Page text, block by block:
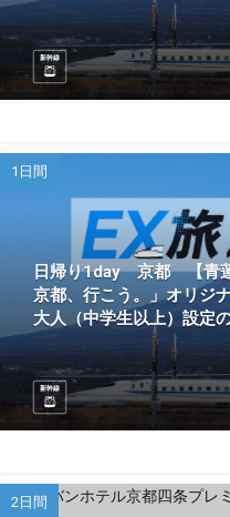
新幹線
1日間
日帰り1day 京都 【青
京都、行こう。」オリジ
大人（中学生以上）設定
新幹線
2日間